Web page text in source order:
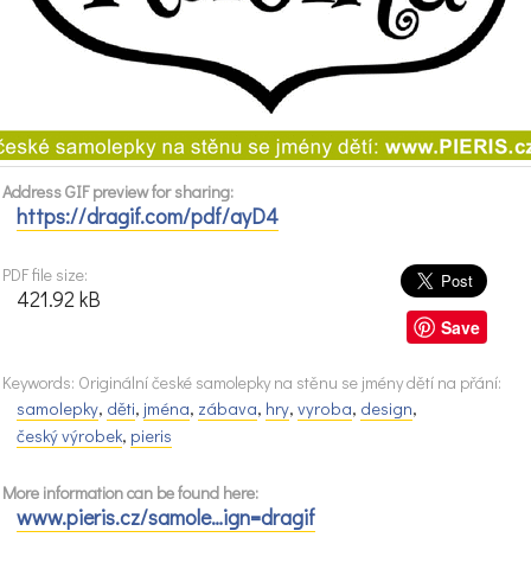
Address GIF preview for sharing:
https://dragif.com/pdf/ayD4
Save
PDF file size:
421.92 kB
Keywords: Originální české samolepky na stěnu se jmény dětí na přání:
samolepky, děti, jména, zábava, hry,vyroba, design,
český výrobek, pieris
More information can be found here:
www.pieris.cz/samole…ign=dragif